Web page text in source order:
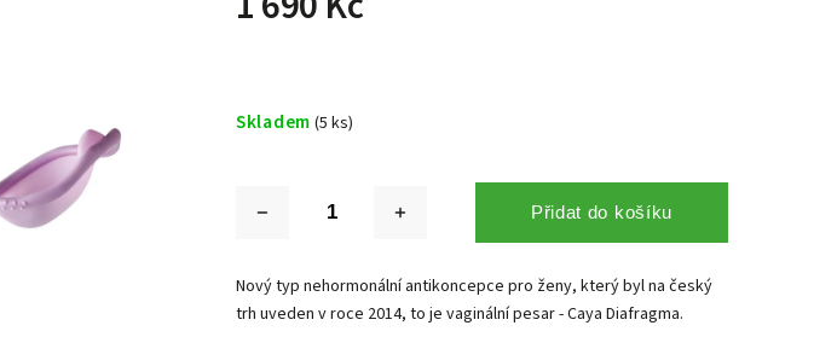
Skladem (5 ks)
Přidat do košíku
Nový typ nehormonální antikoncepce pro ženy, který byl na český
trh uveden v roce 2014, to je vaginální pesar - Caya Diafragma.